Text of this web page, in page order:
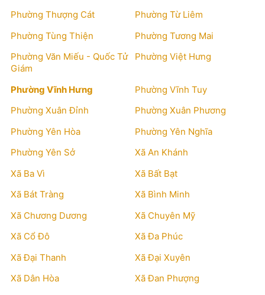
Phường Thượng Cát
Phường Từ Liêm
Phường Tùng Thiện
Phường Tương Mai
Phường Văn Miếu - Quốc Tử
Giám
Phường Việt Hưng
Phường Vĩnh Hưng
Phường Vĩnh Tuy
Phường Xuân Đỉnh
Phường Xuân Phương
Phường Yên Hòa
Phường Yên Nghĩa
Phường Yên Sở
Xã An Khánh
Xã Ba Vì
Xã Bất Bạt
Xã Bát Tràng
Xã Bình Minh
Xã Chương Dương
Xã Chuyên Mỹ
Xã Cổ Đô
Xã Đa Phúc
Xã Đại Thanh
Xã Đại Xuyên
Xã Dân Hòa
Xã Đan Phượng